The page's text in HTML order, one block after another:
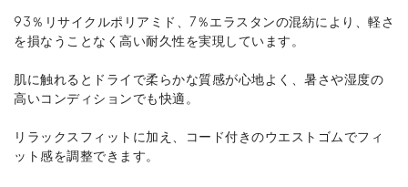
93％リサイクルポリアミド、7％エラスタンの混紡により、軽さ
を損なうことなく高い耐久性を実現しています。
肌に触れるとドライで柔らかな質感が心地よく、暑さや湿度の
高いコンディションでも快適。
リラックスフィットに加え、コード付きのウエストゴムでフィ
ット感を調整できます。